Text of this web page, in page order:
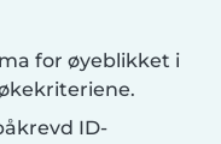
for øyeblikket i
ID-